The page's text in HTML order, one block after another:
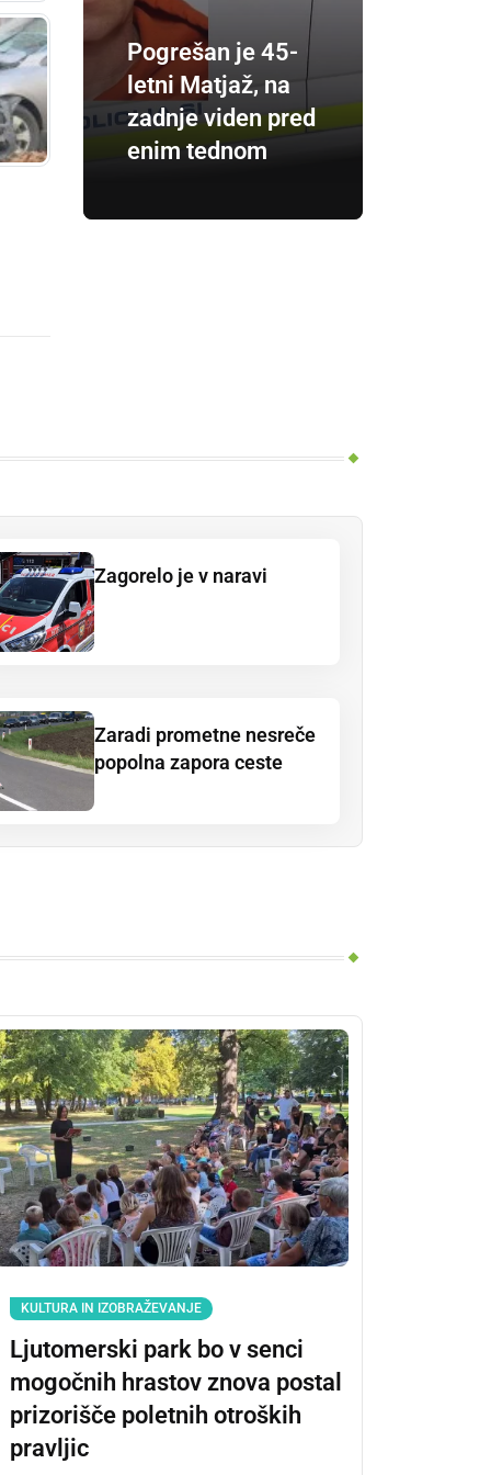
Pogrešan je 45-
letni Matjaž, na
zadnje viden pred
enim tednom
Zagorelo je v naravi
Zaradi prometne nesreče
popolna zapora ceste
KULTURA IN IZOBRAŽEVANJE
Ljutomerski park bo v senci
mogočnih hrastov znova postal
prizorišče poletnih otroških
pravljic